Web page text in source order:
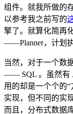
组件。就我所做的
以参考我之前写的
擎了。就算化简再
——Planner，计划
当然，对于一个数
—— SQL 。虽然有
用的却是一个个的
实现，但不同的实
而且，分布式数据